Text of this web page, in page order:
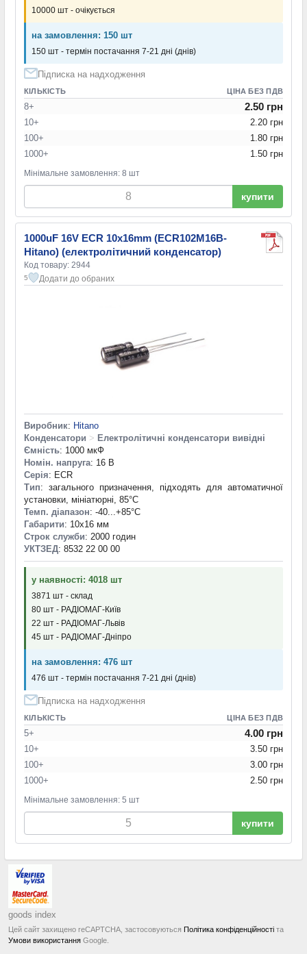
10000 шт - очікується
на замовлення: 150 шт
150 шт - термін постачання 7-21 дні (днів)
Підписка на надходження
КІЛЬКІСТЬ ЦІНА БЕЗ ПДВ
8+ 2.50 грн
10+
2.20 грн
100+
1.80 грн
1000+
1.50 грн
Мінімальне замовлення: 8 шт
купити
1000uF 16V ECR 10x16mm (ECR102M16B-
Hitano) (електролітичний конденсатор)
Код товару: 2944
5 Додати до обраних
Виробник: Hitano
Конденсатори > Електролітичні конденсатори вивідні
Ємність: 1000 мкФ
Номін. напруга: 16 В
Серія: ECR
Тип: загального призначення, підходять для автоматичної
установки, мініатюрні, 85°C
Темп. діапазон: -40...+85°С
Габарити: 10x16 мм
Строк служби: 2000 годин
УКТЗЕД: 8532 22 00 00
у наявності: 4018 шт
3871 шт - склад
80 шт - РАДІОМАГ-Київ
22 шт - РАДІОМАГ-Львів
45 шт - РАДІОМАГ-Дніпро
на замовлення: 476 шт
476 шт - термін постачання 7-21 дні (днів)
Підписка на надходження
КІЛЬКІСТЬ ЦІНА БЕЗ ПДВ
5+ 4.00 грн
10+
3.50 грн
100+
3.00 грн
1000+
2.50 грн
Мінімальне замовлення: 5 шт
купити
goods index
Цей сайт захищено reCAPTCHA, застосовуються Політика конфіденційності та
Умови використання Google.